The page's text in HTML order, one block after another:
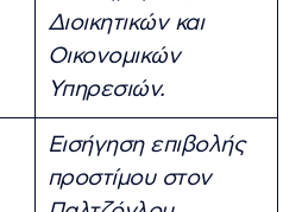
Διοικητικών και
Οικονομικών
Υπηρεσιών.
Εισήγηση επιβολής
προστίμου στον